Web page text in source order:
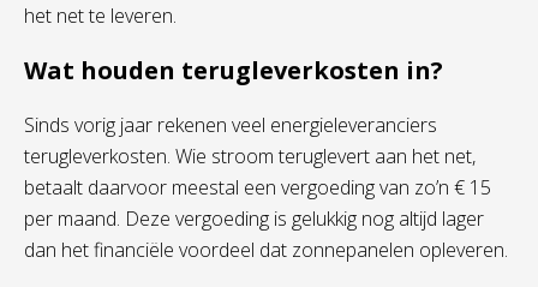
het net te leveren.
Wat houden terugleverkosten in?
Sinds vorig jaar rekenen veel energieleveranciers
terugleverkosten. Wie stroom teruglevert aan het net,
betaalt daarvoor meestal een vergoeding van zo’n € 15
per maand. Deze vergoeding is gelukkig nog altijd lager
dan het financiële voordeel dat zonnepanelen opleveren.